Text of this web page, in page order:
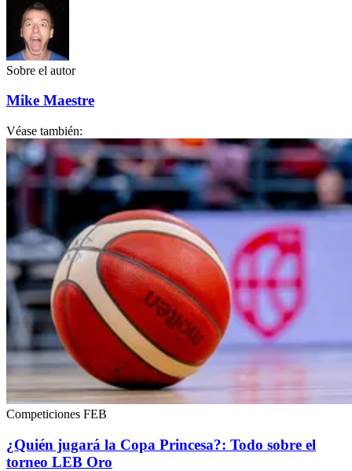
Sobre el autor
Mike Maestre
Véase también:
Competiciones FEB
¿Quién jugará la Copa Princesa?: Todo sobre el
torneo LEB Oro